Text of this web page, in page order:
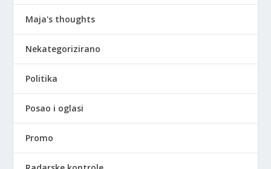
Maja's thoughts
Nekategorizirano
Politika
Posao i oglasi
Promo